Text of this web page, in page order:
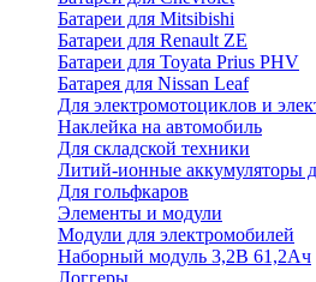
Батареи для Mitsibishi
Батареи для Renault ZE
Батареи для Toyata Prius PHV
Батарея для Nissan Leaf
Для электромотоциклов и
Наклейка на автомобиль
Для складской техники
Литий-ионные аккумуляторы
Для гольфкаров
Элементы и модули
Модули для электромобилей
Наборный модуль 3,2В 61,2Ач
Логгеры